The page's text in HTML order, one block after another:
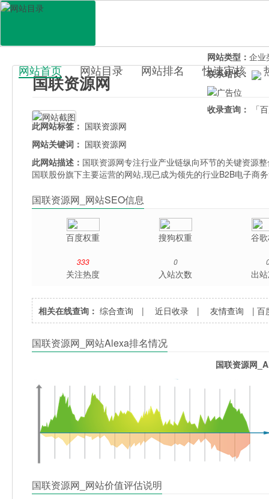
百科目录
网站首页 网站目录 网站排名 快速审核
国联资源网
网站类型： 企业
联系站长：
收录查询：
「
此网站标签： 国联资源网
网站关键词： 国联资源网
此网站描述： 国联资源网专注行业产业链纵向环节的关键资源
国联股份旗下主要运营的网站,现已成为领先的行业B2B电子商
国联资源网_网站SEO信息
百度权重 搜狗权重 谷
333
关注热度
0
入站次数 出
相关在线查询： 综合查询 |近日收录 |友情查询 |百
国联资源网_网站Alexa排名情况
国联资源网
国联资源网_网站价值评估说明